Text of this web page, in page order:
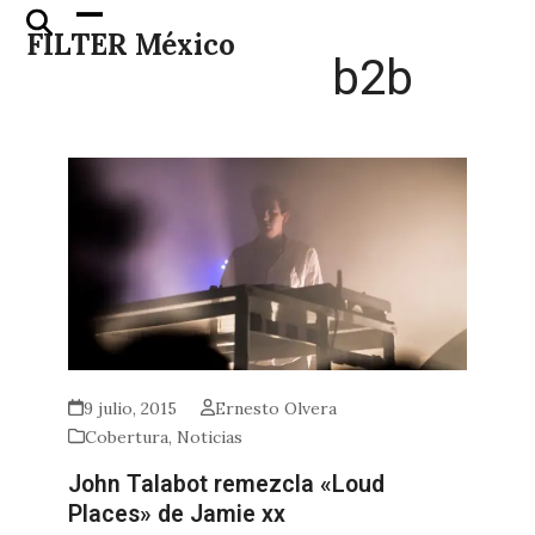
Skip
FILTER México
Open
mobile
Close
mobile
b2b
9 julio, 2015
Ernesto Olvera
Cobertura, Noticias
John Talabot remezcla «Loud
Places» de Jamie xx